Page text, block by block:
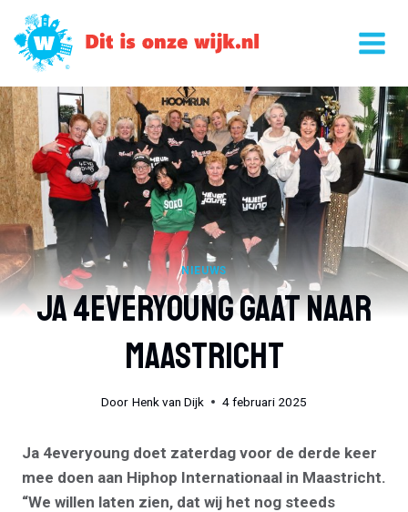
Doorgaan
naar
inhoud
NIEUWS
Ja 4everyoung Gaat Naar
Maastricht
Door Henk van Dijk 4 februari 2025
Ja 4everyoung doet zaterdag voor de derde keer
mee doen aan Hiphop Internationaal in Maastricht.
“We willen laten zien, dat wij het nog steeds